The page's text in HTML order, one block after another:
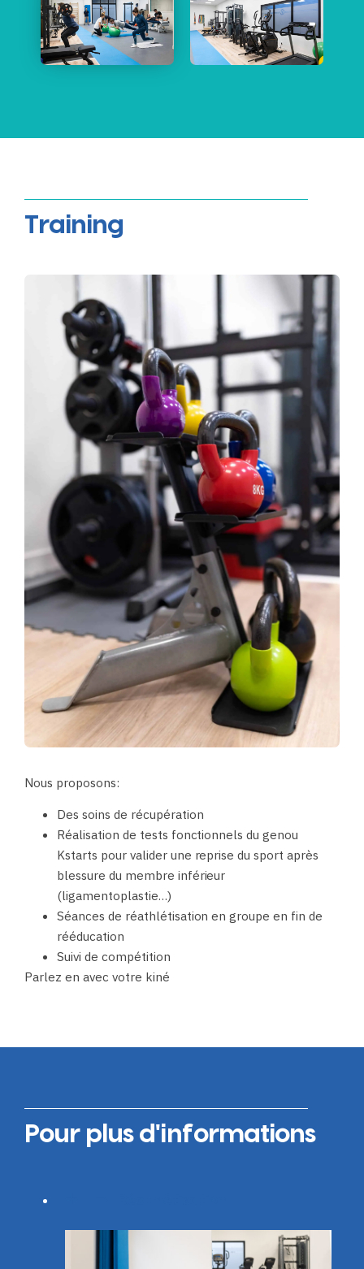
Training
Nous proposons:
Des soins de récupération
Réalisation de tests fonctionnels du genou
Kstarts pour valider une reprise du sport après
blessure du membre inférieur
(ligamentoplastie…)
Séances de réathlétisation en groupe en fin de
rééducation
Suivi de compétition
Parlez en avec votre kiné
Pour plus d'informations